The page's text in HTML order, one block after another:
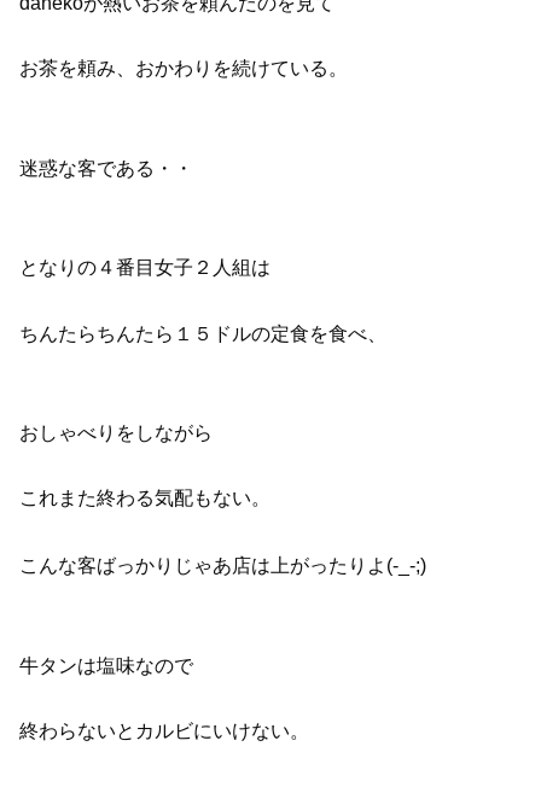
お茶を頼み、おかわりを続けている。
迷惑な客である・・
となりの４番目女子２人組は
ちんたらちんたら１５ドルの定食を食べ、
おしゃべりをしながら
これまた終わる気配もない。
こんな客ばっかりじゃあ店は上がったりよ(-_-;)
牛タンは塩味なので
終わらないとカルビにいけない。